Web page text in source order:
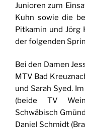
Junioren zum
Kuhn sowie die
Pitkamin und
der folgenden
Bei den Damen
MTV Bad
und Sarah Syed.
(beide TV
Schwäbisch
Daniel Schmidt